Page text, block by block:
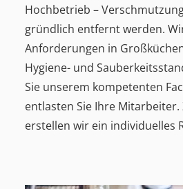
Hochbetrieb –
gründlich entfernt werden.
Anforderungen in
Hygiene- und
Sie unserem kompetenten
entlasten Sie Ihre Mitarbeiter.
erstellen wir ein individuelles